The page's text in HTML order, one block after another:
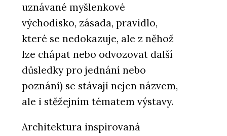
uznávané myšlenkové
východisko, zásada, pravidlo,
které se nedokazuje, ale z něhož
lze chápat nebo odvozovat další
důsledky pro jednání nebo
poznání) se stávají nejen názvem,
ale i stěžejním tématem výstavy.
Architektura inspirovaná